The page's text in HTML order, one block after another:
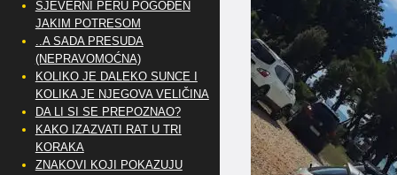
SJEVERNI PERU POGOĐEN
JAKIM POTRESOM
..A SADA PRESUDA
(NEPRAVOMOĆNA)
KOLIKO JE DALEKO SUNCE I
KOLIKA JE NJEGOVA VELIČINA
DA LI SI SE PREPOZNAO?
KAKO IZAZVATI RAT U TRI
KORAKA
ZNAKOVI KOJI POKAZUJU